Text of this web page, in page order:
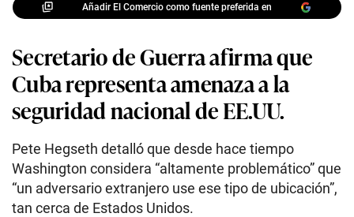
Añadir El Comercio como fuente preferida en
Secretario de Guerra afirma que
Cuba representa amenaza a la
seguridad nacional de EE.UU.
Pete Hegseth detalló que desde hace tiempo
Washington considera “altamente problemático” que
“un adversario extranjero use ese tipo de ubicación”,
tan cerca de Estados Unidos.